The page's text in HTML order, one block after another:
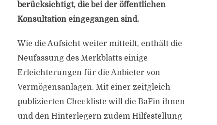
berücksichtigt, die bei der öffentlichen
Konsultation eingegangen sind.
Wie die Aufsicht weiter mitteilt, enthält die
Neufassung des Merkblatts einige
Erleichterungen für die Anbieter von
Vermögensanlagen. Mit einer zeitgleich
publizierten Checkliste will die BaFin ihnen
und den Hinterlegern zudem Hilfestellung